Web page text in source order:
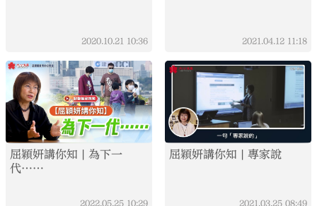
2020.10.21 10:36 2021.04.12 11:18
屈穎妍講你知 | 為下一
代……
2022.05.25 10:29
屈穎妍講你知 | 專家說
2021.03.25 08:49